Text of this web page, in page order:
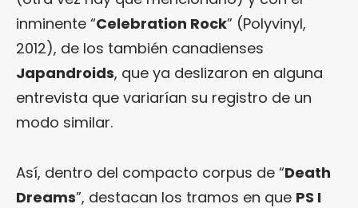
inminente “Celebration Rock” (Polyvinyl,
2012), de los también canadienses
Japandroids, que ya deslizaron en alguna
entrevista que variarían su registro de un
modo similar.
Así, dentro del compacto corpus de “Death
Dreams”, destacan los tramos en que PS I